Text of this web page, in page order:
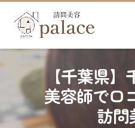
【千葉県】
美容師で口
訪問